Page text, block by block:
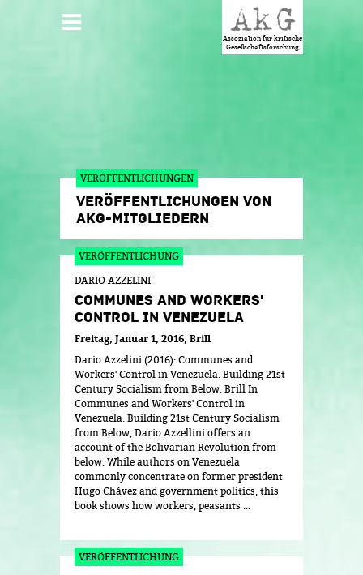
HAUPTMENÜ
Assoziation für kritische
Gesellschaftsforschung
VERÖFFENTLICHUNGEN
VERÖFFENTLICHUNGEN VON
AKG-MITGLIEDERN
DARIO AZZELINI
COMMUNES AND WORKERS'
CONTROL IN VENEZUELA
Freitag, Januar 1, 2016 Brill
Dario Azzelini (2016): Communes and
Workers' Control in Venezuela. Building 21st
Century Socialism from Below. Brill In
Communes and Workers' Control in
Venezuela: Building 21st Century Socialism
from Below, Dario Azzellini offers an
account of the Bolivarian Revolution from
below. While authors on Venezuela
commonly concentrate on former president
Hugo Chávez and government politics, this
book shows how workers, peasants ...
SEITEN